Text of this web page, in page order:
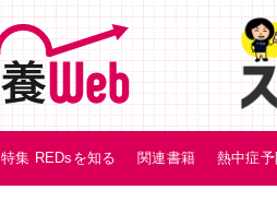
特集 REDsを知る 関連書籍 熱中症予